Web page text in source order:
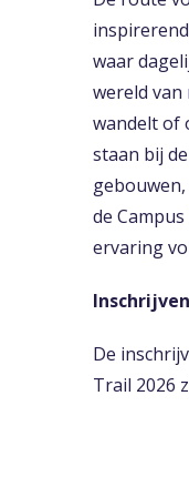
waar
wereld van
wandelt of
staan bij
de
ervaring
Inschrijven
De
Trail 2026